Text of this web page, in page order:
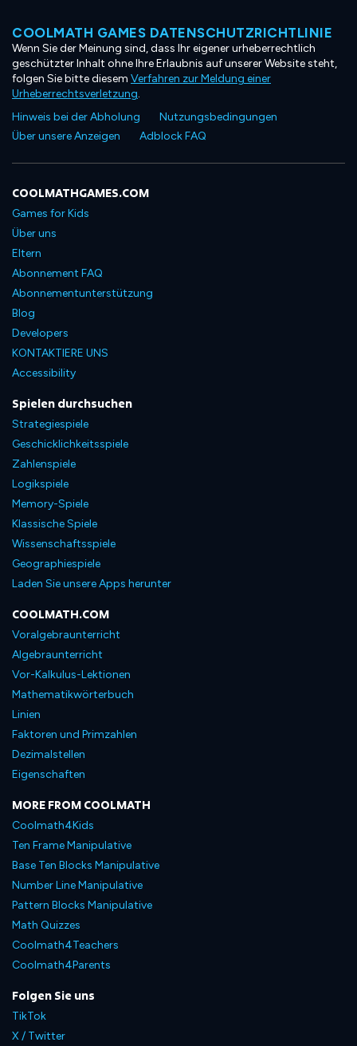
COOLMATH GAMES DATENSCHUTZRICHTLINIE
Wenn Sie der Meinung sind, dass Ihr eigener urheberrechtlich
geschützter Inhalt ohne Ihre Erlaubnis auf unserer Website steht,
folgen Sie bitte diesem Verfahren zur Meldung einer
Urheberrechtsverletzung.
Hinweis bei der Abholung
Nutzungsbedingungen
Über unsere Anzeigen
Adblock FAQ
COOLMATHGAMES.COM
Games for Kids
Über uns
Eltern
Abonnement FAQ
Abonnementunterstützung
Blog
Developers
KONTAKTIERE UNS
Accessibility
Spielen durchsuchen
Strategiespiele
Geschicklichkeitsspiele
Zahlenspiele
Logikspiele
Memory-Spiele
Klassische Spiele
Wissenschaftsspiele
Geographiespiele
Laden Sie unsere Apps herunter
COOLMATH.COM
Voralgebraunterricht
Algebraunterricht
Vor-Kalkulus-Lektionen
Mathematikwörterbuch
Linien
Faktoren und Primzahlen
Dezimalstellen
Eigenschaften
MORE FROM COOLMATH
Coolmath4Kids
Ten Frame Manipulative
Base Ten Blocks Manipulative
Number Line Manipulative
Pattern Blocks Manipulative
Math Quizzes
Coolmath4Teachers
Coolmath4Parents
Folgen Sie uns
TikTok
X / Twitter